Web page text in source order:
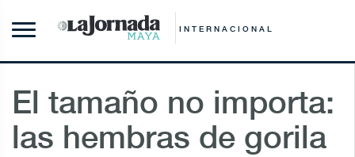
INTERNACIONAL
El tamaño no importa:
las hembras de gorila